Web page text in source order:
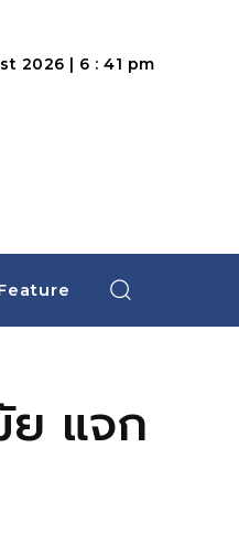
2026 | 6 : 41 pm
ย แจก